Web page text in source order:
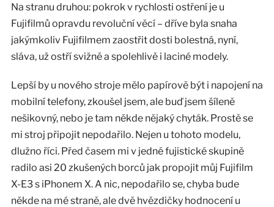
Na stranu druhou: pokrok v rychlosti ostření je u
Fujifilmů opravdu revoluční věcí – dříve byla snaha
jakýmkoliv Fujifilmem zaostřit dosti bolestná, nyní,
sláva, už ostří svižně a spolehlivě i laciné modely.
Lepší by u nového stroje mělo papírově být i napojení na
mobilní telefony, zkoušel jsem, ale buď jsem šíleně
nešikovný, nebo je tam někde nějaký chyták. Prostě se
mi stroj připojit nepodařilo. Nejen u tohoto modelu,
dlužno říci. Před časem mi v jedné fujistické skupině
radilo asi 20 zkušených borců jak propojit můj Fujifilm
X-E3 s iPhonem X. A nic, nepodařilo se, chyba bude
někde na mé straně, ale dvě hvězdičky hodnocení u